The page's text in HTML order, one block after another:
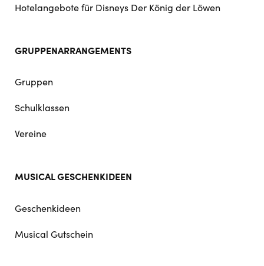
Hotelangebote für Disneys Der König der Löwen
GRUPPENARRANGEMENTS
Gruppen
Schulklassen
Vereine
MUSICAL GESCHENKIDEEN
Geschenkideen
Musical Gutschein